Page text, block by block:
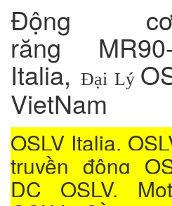
Động
răng
Italia, Đại Lý
VietNam
OSLV Italia,
truyền động
DC OSLV,